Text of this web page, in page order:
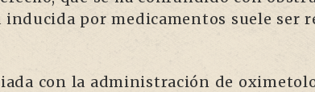
por medicamentos suele ser
con la administración de